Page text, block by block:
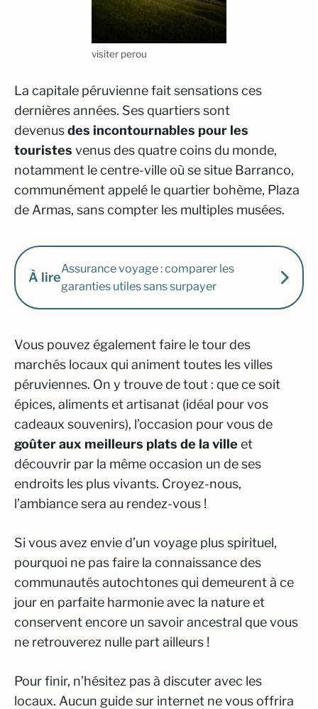
visiter perou
La capitale péruvienne fait sensations ces
dernières années. Ses quartiers sont
devenusdes incontournables pour les
touristes venus des quatre coins du monde,
notamment le centre-ville où se situe Barranco,
communément appelé le quartier bohème, Plaza
de Armas, sans compter les multiples musées.
À lire
Assurance voyage : comparer les
garanties utiles sans surpayer
Vous pouvez également faire le tour des
marchés locaux qui animent toutes les villes
péruviennes. On y trouve de tout : que ce soit
épices, aliments et artisanat (idéal pour vos
cadeaux souvenirs), l’occasion pour vous de
goûter aux meilleurs plats de la ville et
découvrir par la même occasion un de ses
endroits les plus vivants. Croyez-nous,
l’ambiance sera au rendez-vous !
Si vous avez envie d’un voyage plus spirituel,
pourquoi ne pas faire la connaissance des
communautés autochtones qui demeurent à ce
jour en parfaite harmonie avec la nature et
conservent encore un savoir ancestral que vous
ne retrouverez nulle part ailleurs !
Pour finir, n’hésitez pas à discuter avec les
locaux. Aucun guide sur internet ne vous offrira